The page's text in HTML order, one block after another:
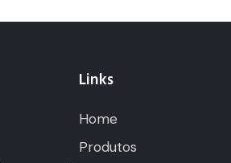
Links
Home
Produtos